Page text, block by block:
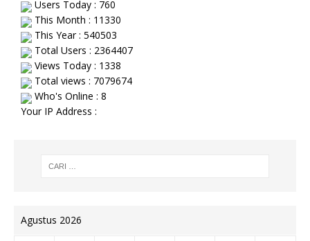
Users Today : 760
This Month : 11330
This Year : 540503
Total Users : 2364407
Views Today : 1338
Total views : 7079674
Who's Online : 8
Your IP Address :
Agustus 2026